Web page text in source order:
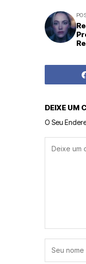
DEIXE UM
O Seu